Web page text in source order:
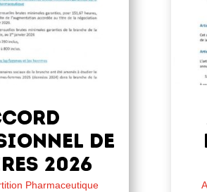
DE
2026
Pharmaceutique